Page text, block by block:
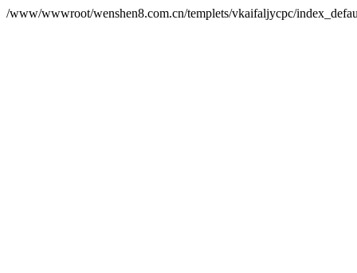
/www/wwwroot/wenshen8.com.cn/templets/vkaifaljycpc/